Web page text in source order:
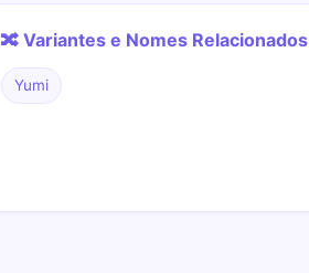
🔀 Variantes e Nomes Relacionados
Yumi